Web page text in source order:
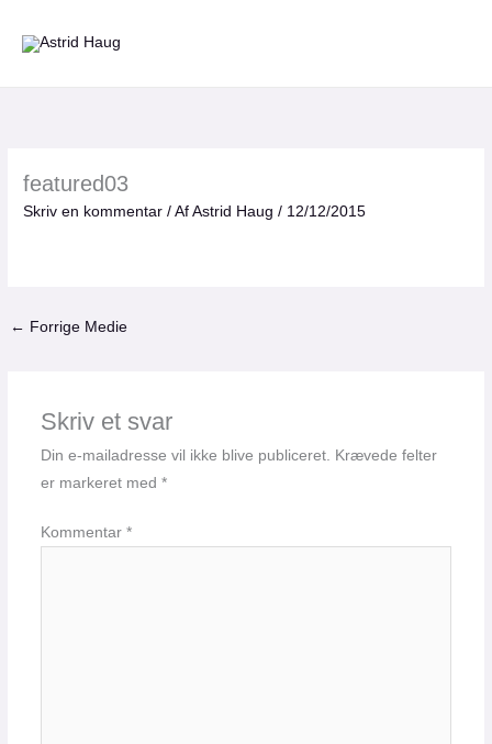
featured03
Skriv en kommentar / AfAstrid Haug/ 12/12/2015
← Forrige Medie
Skriv et svar
Din e-mailadresse vil ikke blive publiceret. Krævede felter
er markeret med *
Kommentar *